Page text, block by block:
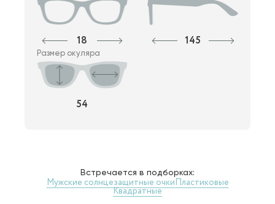
18 145
Размер окуляра
54
Встречается в подборках:
Мужские солнцезащитные очкиПластиковые
Квадратные